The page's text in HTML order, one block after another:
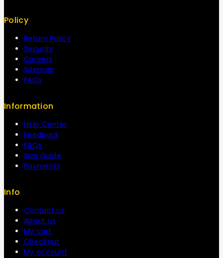
Policy
Return Policy
Security
Careers
Sitemap
FAQs
Information
Help Center
Feedback
FAQs
Size Guide
Payments
Info
Contact us
About us
My cart
Checkout
My account